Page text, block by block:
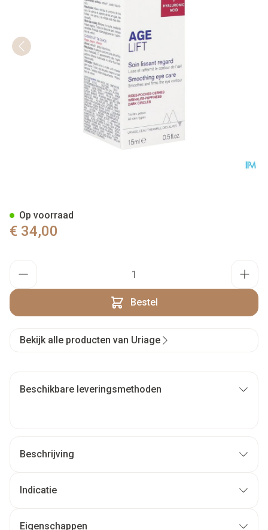
€ 34,00
Bestel
Op voorraad
Bekijk alle producten van Uriage
Beschikbare leveringsmethoden
Beschrijving
Indicatie
Eigenschappen